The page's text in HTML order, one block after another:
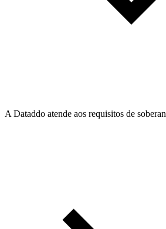
A Dataddo atende aos requisitos de